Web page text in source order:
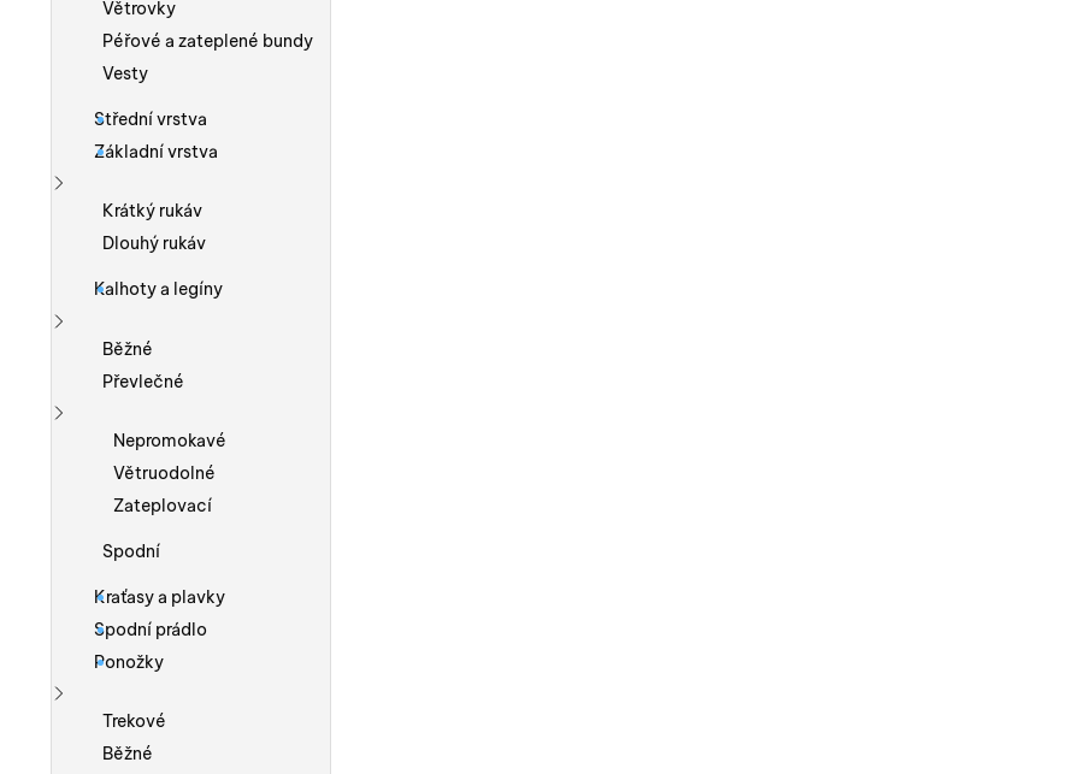
Větrovky
Péřové a zateplené bundy
Vesty
Střední vrstva
Základní vrstva
Zobrazit více
Krátký rukáv
Dlouhý rukáv
Kalhoty a legíny
Zobrazit více
Běžné
Převlečné
Zobrazit více
Nepromokavé
Větruodolné
Zateplovací
Spodní
Kraťasy a plavky
Spodní prádlo
Ponožky
Zobrazit více
Trekové
Běžné